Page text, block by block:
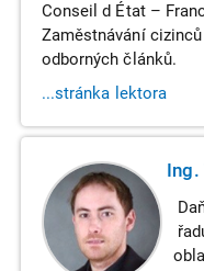
Conseil d État –
Zaměstnávání
odborných článků.
...stránka lektora
Ing.